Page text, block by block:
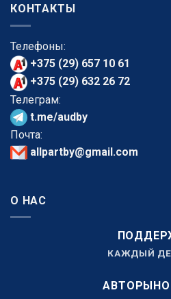
КОНТАКТЫ
Телефоны:
+375 (29) 657 10 61
+375 (29) 632 26 72
Телеграм:
t.me/audby
Почта:
allpartby@gmail.com
О НАС
КАЖДЫЙ